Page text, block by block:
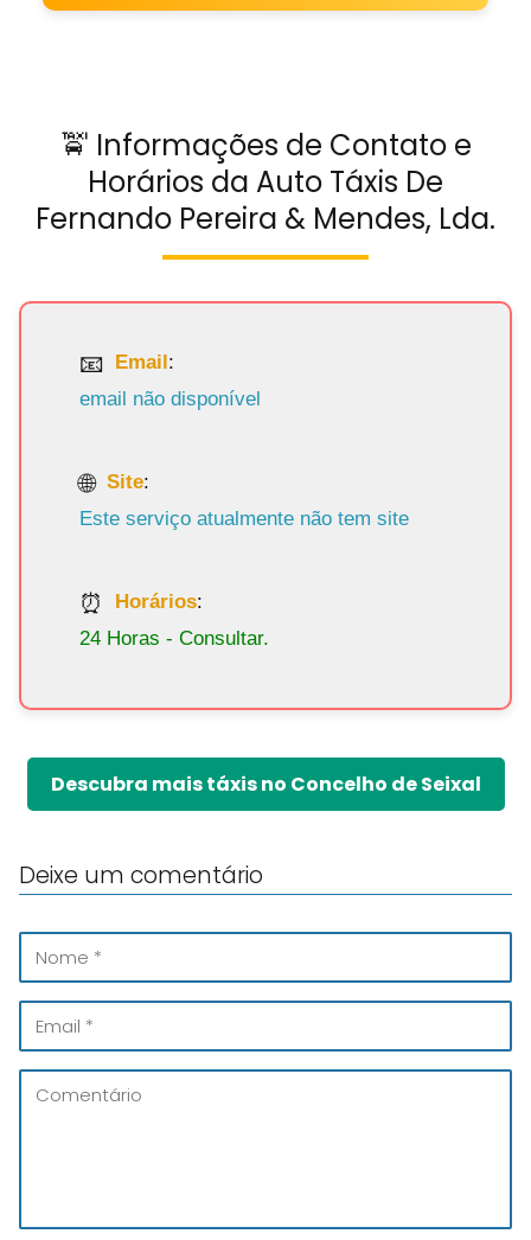
🚖 Informações de Contato e
Horários da Auto Táxis De
Fernando Pereira & Mendes, Lda.
Email:
email não disponível
Site:
Este serviço atualmente não tem site
Horários:
24 Horas - Consultar.
Descubra mais táxis no Concelho de Seixal
Deixe um comentário